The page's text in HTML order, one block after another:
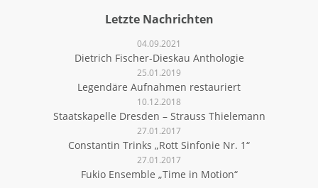
Letzte Nachrichten
04.09.2021
Dietrich Fischer-Dieskau Anthologie
25.01.2019
Legendäre Aufnahmen restauriert
10.12.2018
Staatskapelle Dresden – Strauss Thielemann
27.01.2017
Constantin Trinks „Rott Sinfonie Nr. 1“
27.01.2017
Fukio Ensemble „Time in Motion“